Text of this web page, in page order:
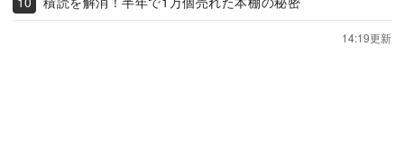
14:19更新